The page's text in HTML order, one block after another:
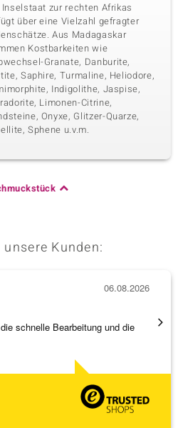
Inselstaat zur rechten Afrikas
über eine Vielzahl gefragter
Aus Madagaskar
Kostbarkeiten wie
Granate, Danburite,
Saphire, Turmaline, Heliodore,
Indigolithe, Jaspise,
Limonen-Citrine,
Onyxe, Glitzer-Quarze,
Sphene u.v.m.
Kunden:
schnelle Bearbeitung und die
06.08.2026